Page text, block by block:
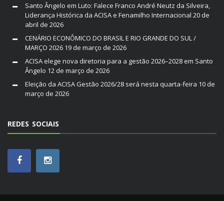
Santo Ângelo em Luto: Falece Franco André Neutz da Silveira,
Liderança Histórica da ACISA e Fenamilho Internacional 20 de
abril de 2026
CENÁRIO ECONÔMICO DO BRASIL E RIO GRANDE DO SUL /
MARÇO 2026 19 de março de 2026
ACISA elege nova diretoria para a gestão 2026–2028 em Santo
Ângelo 12 de março de 2026
Eleição da ACISA Gestão 2026/28 será nesta quarta-feira 10 de
março de 2026
REDES SOCIAIS